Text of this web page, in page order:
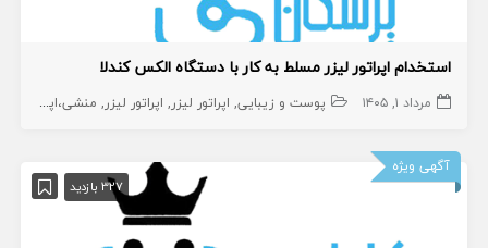
استخدام اپراتور لیزر مسلط به کار با دستگاه الکس کندلا
مرداد ۱, ۱۴۰۵ پوست و زیبایی اپراتور لیزر اپراتور لیزر منشی،اپراتور،دستیار
آگهی ویژه
327 بازدید